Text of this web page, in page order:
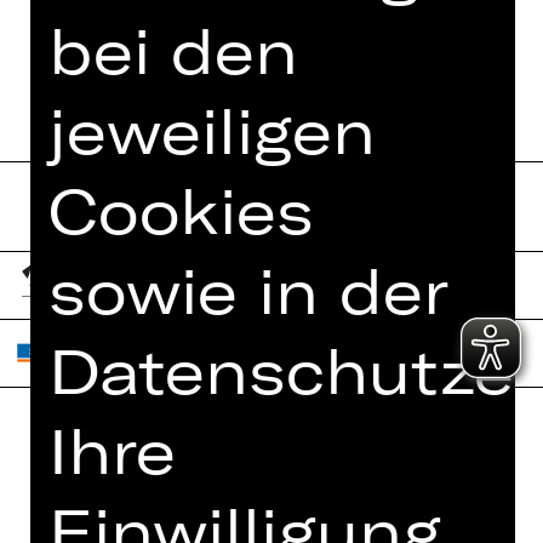
PROGRAMMHEFT
Home
Spielplan
Interner Bereich
bei den
jeweiligen
Cookies
sowie in der
Ihre